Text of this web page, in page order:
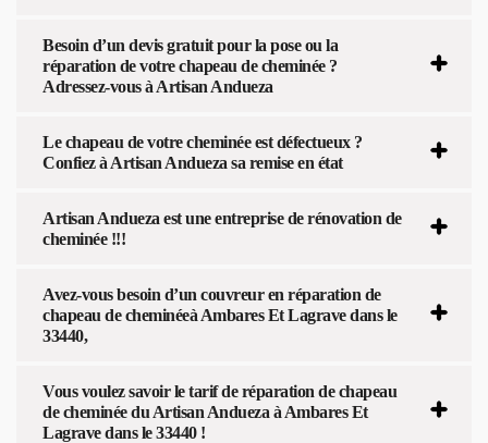
Besoin d’un devis gratuit pour la pose ou la
réparation de votre chapeau de cheminée ?
Adressez-vous à Artisan Andueza
Le chapeau de votre cheminée est défectueux ?
Confiez à Artisan Andueza sa remise en état
Artisan Andueza est une entreprise de rénovation de
cheminée !!!
Avez-vous besoin d’un couvreur en réparation de
chapeau de cheminéeà Ambares Et Lagrave dans le
33440,
Vous voulez savoir le tarif de réparation de chapeau
de cheminée du Artisan Andueza à Ambares Et
Lagrave dans le 33440 !